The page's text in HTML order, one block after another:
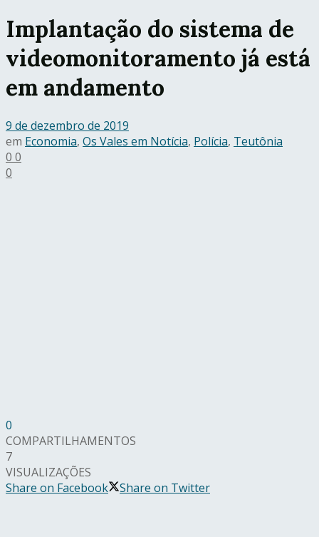
Implantação do sistema de
videomonitoramento já está
em andamento
9 de dezembro de 2019
em Economia, Os Vales em Notícia, Polícia, Teutônia
0 0
0
0
COMPARTILHAMENTOS
7
VISUALIZAÇÕES
Share on Facebook
Share on Twitter